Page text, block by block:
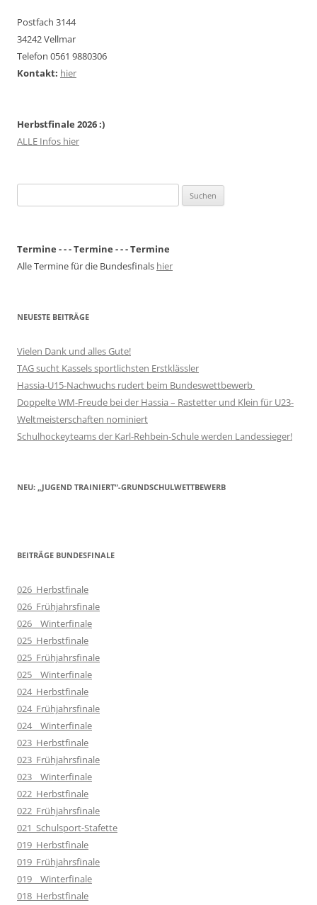
Postfach 3144
34242 Vellmar
Telefon 0561 9880306
Kontakt: hier
Herbstfinale 2026 :)
ALLE Infos hier
nach:
Termine - - - Termine - - - Termine
Alle Termine für die Bundesfinals hier
NEUESTE BEITRÄGE
Vielen Dank und alles Gute!
TAG sucht Kassels sportlichsten Erstklässler
Hassia-U15-Nachwuchs rudert beim Bundeswettbewerb
Doppelte WM-Freude bei der Hassia – Rastetter und Klein für U23-
Weltmeisterschaften nominiert
Schulhockeyteams der Karl-Rehbein-Schule werden Landessieger!
NEU: „JUGEND TRAINIERT“-GRUNDSCHULWETTBEWERB
BEITRÄGE BUNDESFINALE
026_Herbstfinale
026_Frühjahrsfinale
026__Winterfinale
025_Herbstfinale
025_Frühjahrsfinale
025__Winterfinale
024_Herbstfinale
024_Frühjahrsfinale
024__Winterfinale
023_Herbstfinale
023_Frühjahrsfinale
023__Winterfinale
022_Herbstfinale
022_Frühjahrsfinale
021_Schulsport-Stafette
019_Herbstfinale
019_Frühjahrsfinale
019__Winterfinale
018_Herbstfinale